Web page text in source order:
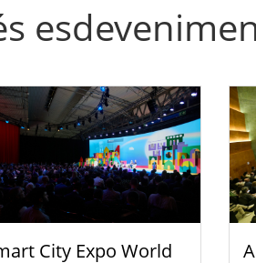
City Expo World